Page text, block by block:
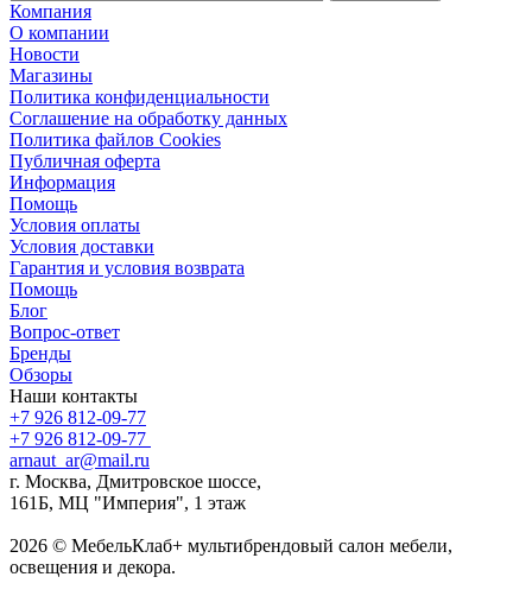
Компания
О компании
Новости
Магазины
Политика конфиденциальности
Соглашение на обработку данных
Политика файлов Cookies
Публичная оферта
Информация
Помощь
Условия оплаты
Условия доставки
Гарантия и условия возврата
Помощь
Блог
Вопрос-ответ
Бренды
Обзоры
Наши контакты
+7 926 812-09-77
+7 926 812-09-77
arnaut_ar@mail.ru
г. Москва, Дмитровское шоссе,
161Б, МЦ "Империя", 1 этаж
2026 © МебельКлаб+ мультибрендовый салон мебели,
освещения и декора.